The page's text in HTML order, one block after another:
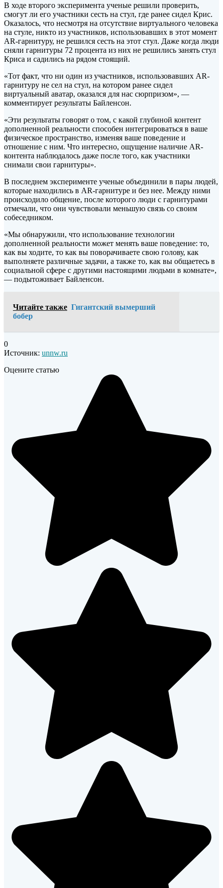
В ходе второго эксперимента ученые решили проверить,
смогут ли его участники сесть на стул, где ранее сидел Крис.
Оказалось, что несмотря на отсутствие виртуального человека
на стуле, никто из участников, использовавших в этот момент
AR-гарнитуру, не решился сесть на этот стул. Даже когда люди
сняли гарнитуры 72 процента из них не решились занять стул
Криса и садились на рядом стоящий.
«Тот факт, что ни один из участников, использовавших AR-
гарнитуру не сел на стул, на котором ранее сидел
виртуальный аватар, оказался для нас сюрпризом», —
комментирует результаты Байленсон.
«Эти результаты говорят о том, с какой глубиной контент
дополненной реальности способен интегрироваться в ваше
физическое пространство, изменяя ваше поведение и
отношение с ним. Что интересно, ощущение наличие AR-
контента наблюдалось даже после того, как участники
снимали свои гарнитуры».
В последнем эксперименте ученые объединили в пары людей,
которые находились в AR-гарнитуре и без нее. Между ними
происходило общение, после которого люди с гарнитурами
отмечали, что они чувствовали меньшую связь со своим
собеседником.
«Мы обнаружили, что использование технологии
дополненной реальности может менять ваше поведение: то,
как вы ходите, то как вы поворачиваете свою голову, как
выполняете различные задачи, а также то, как вы общаетесь в
социальной сфере с другими настоящими людьми в комнате»,
— подытоживает Байленсон.
Читайте также Гигантский вымерший
бобер
0
Источник: unnw.ru
Оцените статью